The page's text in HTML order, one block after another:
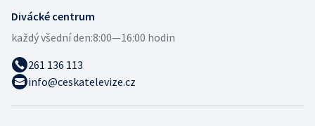
Divácké centrum
každý všední den:8:00—16:00 hodin
261 136 113
info@ceskatelevize.cz